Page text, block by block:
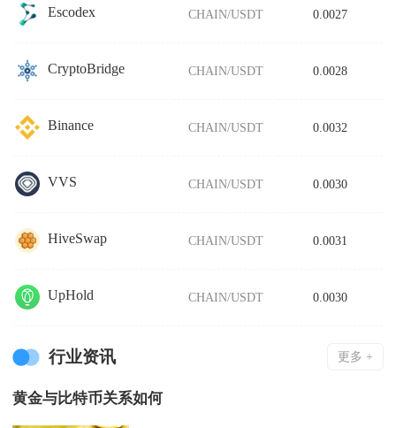
Escodex CHAIN/USDT 0.0027
CryptoBridge CHAIN/USDT 0.0028
Binance CHAIN/USDT 0.0032
VVS CHAIN/USDT 0.0030
HiveSwap CHAIN/USDT 0.0031
UpHold CHAIN/USDT 0.0030
行业资讯 更多 +
黄金与比特币关系如何